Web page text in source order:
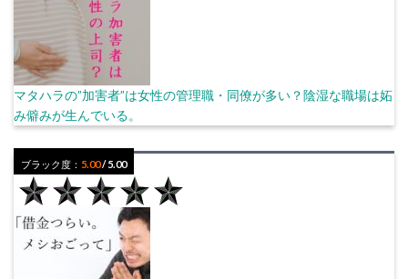
マタハラの”加害者”は女性の管理職・同僚が多い？陰湿な職場は妬
み僻みが生んでいる。
ブラック度： 5.00/ 5.00